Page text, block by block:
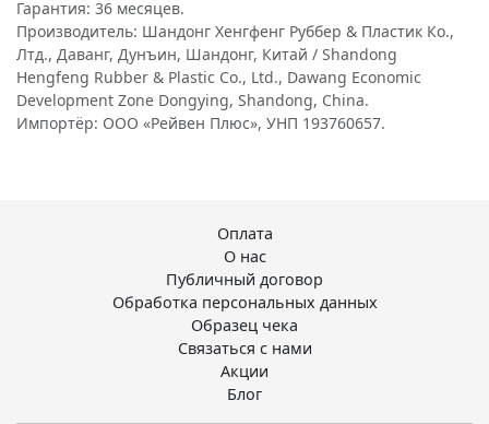
Гарантия: 36 месяцев.
Производитель: Шандонг Хенгфенг Руббер & Пластик Ко.,
Лтд., Даванг, Дунъин, Шандонг, Китай / Shandong
Hengfeng Rubber & Plastic Co., Ltd., Dawang Economic
Development Zone Dongying, Shandong, China.
Импортёр: ООО «Рейвен Плюс», УНП 193760657.
Оплата
О нас
Публичный договор
Обработка персональных данных
Образец чека
Связаться с нами
Акции
Блог